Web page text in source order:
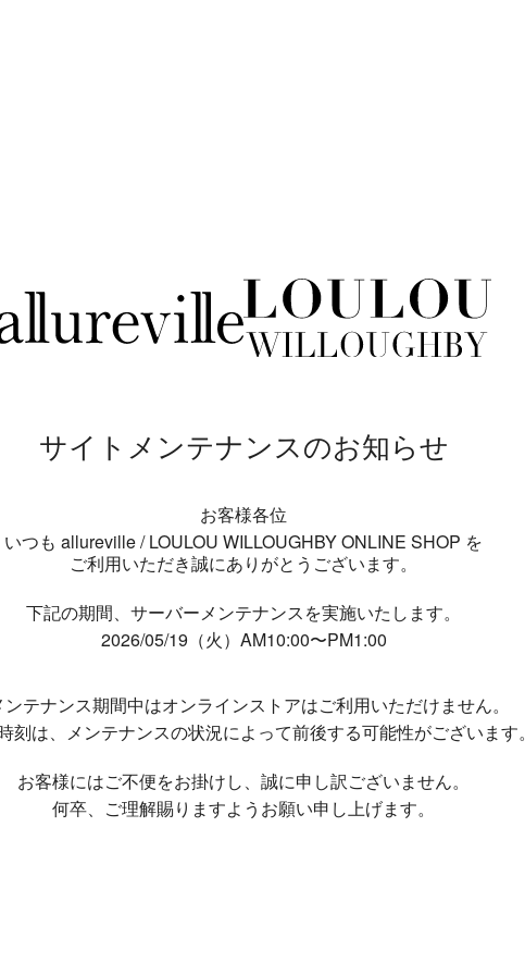
サイトメンテナンスのお知らせ
お客様各位
いつも allureville / LOULOU WILLOUGHBY ONLINE SHOP を
ご利用いただき誠にありがとうございます。
下記の期間、サーバーメンテナンスを実施いたします。
2026/05/19（火）AM10:00〜PM1:00
ンテナンス期間中はオンラインストアはご利用いただけません。
刻は、メンテナンスの状況によって前後する可能性がございます。
お客様にはご不便をお掛けし、 誠に申し訳ございません。
何卒、ご理解賜りますようお願い申し上げます。